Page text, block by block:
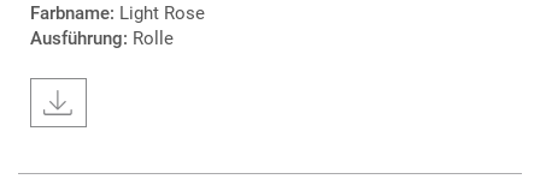
Farbname: Light Rose
Ausführung: Rolle